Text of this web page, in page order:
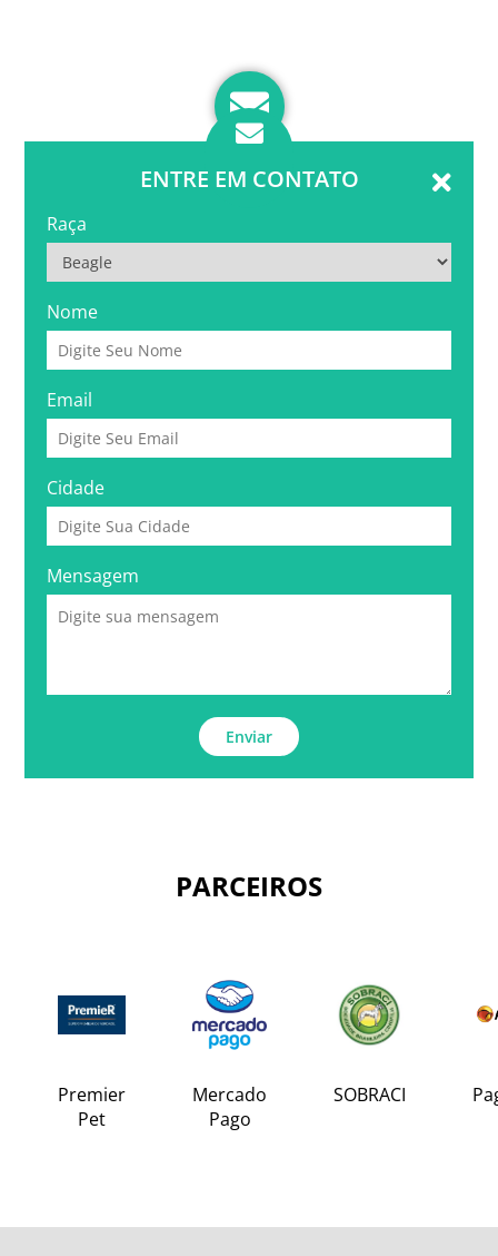
ENTRE EM CONTATO
Raça
Nome
Email
Cidade
Mensagem
Enviar
PARCEIROS
Premier
Pet
Mercado
Pago
SOBRACI